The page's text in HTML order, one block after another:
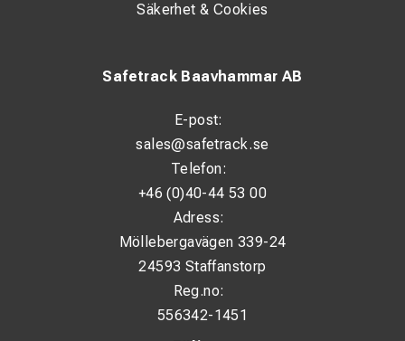
Safetrack Baavhammar AB
E-post:
sales@safetrack.se
Telefon:
+46 (0)40-44 53 00
Adress:
Möllebergavägen 339-24
24593 Staffanstorp
Reg.no:
556342-1451
Säkerhet & Cookies